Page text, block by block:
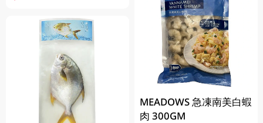
MEADOWS 急凍南美白蝦
肉 300GM